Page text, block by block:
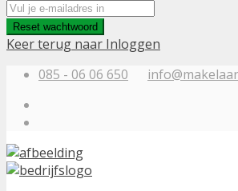
Reset wachtwoord
Keer terug naar Inloggen
085 - 06 06 650